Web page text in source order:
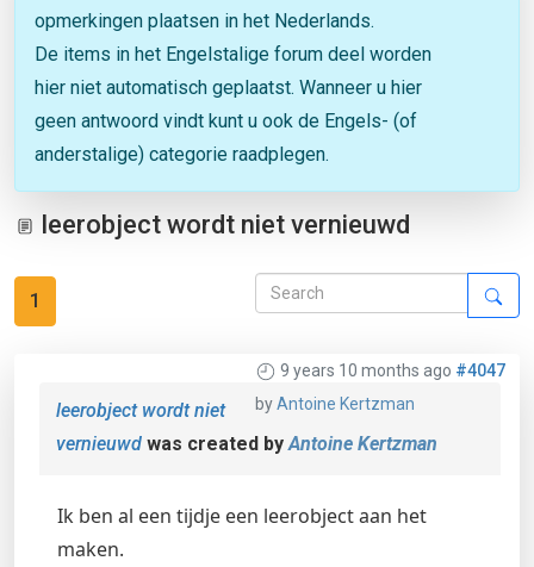
opmerkingen plaatsen in het Nederlands.
De items in het Engelstalige forum deel worden
hier niet automatisch geplaatst. Wanneer u hier
geen antwoord vindt kunt u ook de Engels- (of
anderstalige) categorie raadplegen.
leerobject wordt niet vernieuwd
1
9 years 10 months ago #4047
byAntoine Kertzman
leerobject wordt niet
vernieuwd was created byAntoine Kertzman
Ik ben al een tijdje een leerobject aan het
maken.